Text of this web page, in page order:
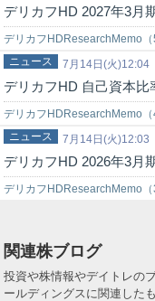
デリカフHD 2027年3月
デリカフHDResearchMemo
増益が続く見通し■デリカフ
7月14日(火)12:04
ニュース
デリカフHD 自己資本
デリカフHDResearchMemo
DEレシオは改善傾向が続く■
7月14日(火)12:03
ニュース
デリカフHD 2026年3月
デリカフHDResearchMemo
関連株ブログ
投資や株情報やデイトレの
ールディングスに関連した